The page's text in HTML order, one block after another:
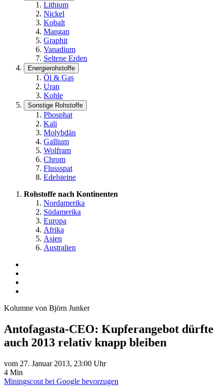
Lithium
Nickel
Kobalt
Mangan
Graphit
Vanadium
Seltene Erden
Energierohstoffe
Öl & Gas
Uran
Kohle
Sonstige Rohstoffe
Phosphat
Kali
Molybdän
Gallium
Wolfram
Chrom
Flussspat
Edelsteine
Rohstoffe nach Kontinenten
Nordamerika
Südamerika
Europa
Afrika
Asien
Australien
Kolumne von Björn Junker
Antofagasta-CEO: Kupferangebot dürfte
auch 2013 relativ knapp bleiben
vom 27. Januar 2013, 23:00 Uhr
4 Min
Miningscout bei Google bevorzugen